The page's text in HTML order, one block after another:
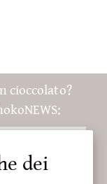
cioccolato?
dei